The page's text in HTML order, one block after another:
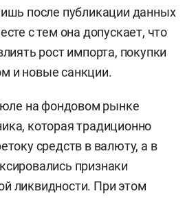
после публикации данных
с тем она допускает, что
рост импорта, покупки
и новые санкции.
на фондовом рынке
которая традиционно
средств в валюту, а в
признаки
ликвидности. При этом